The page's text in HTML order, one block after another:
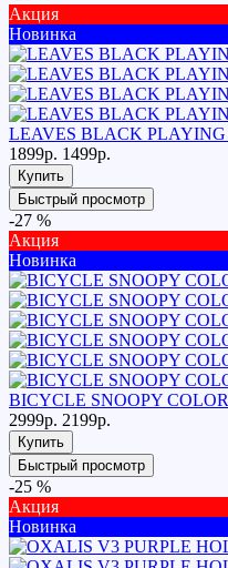
Акция
Новинка
LEAVES BLACK PLAYING
1899р. 1499р.
Купить
Быстрый просмотр
-27 %
Акция
Новинка
BICYCLE SNOOPY
2999р. 2199р.
Купить
Быстрый просмотр
-25 %
Акция
Новинка